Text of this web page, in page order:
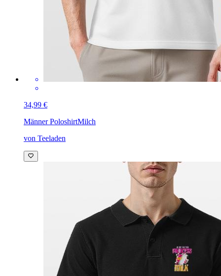
34,99 €
Männer PoloshirtMilch
von Teeladen